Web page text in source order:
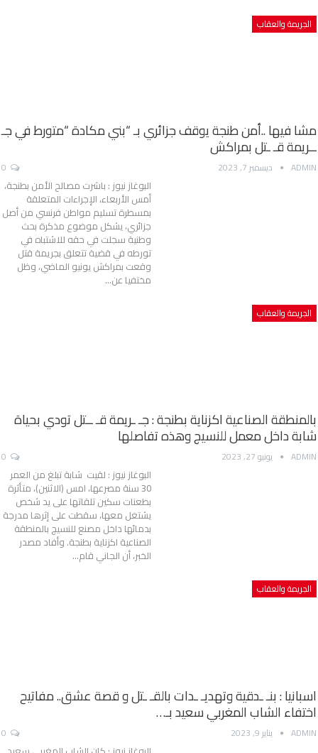
الجريمة والعقاب
مشا فيها ..أمن طنجة يوقف جزائري بـ “بني مكادة “متورط في جـ
ــريمة قـ ـتل بمراكش
ADMIN ديسمبر 7, 2023
البوغاز نيوز : باشرت مصالح الأمن بطنجة،
أمس الأربعاء، الإجراءات المتعلقة
بمسطرة تسليم مواطن فرنسي من أصل
جزائري، يشكل موضوع مذكرة بحث
وطنية سجلت في حقه للاشتباه في
تورطه في قضية تتعلق بجريمة قتل
وقعت بمراكش يونيو الماضي، وظل
مختفيا عن…
الجريمة والعقاب
بالمنطقة الصناعية اكزناية بطنجة : جـ ـريمة قـ ــتل تودي بحياة
شابة داخل معمل للنسيج وهذه تفاصلها
ADMIN يونيو 27, 2023
البوغاز نيوز : لقيت شابة تبلغ من العمر
30 سنة مصرعها، امس (الاثنين)، متأثرة
بطعنات سكين تلقاتها على يد شخص
يشتغل معها، سقطت على إثرها مدرجة
بدمائها داخل مصنع للنسيج بالمنطقة
الصناعية اكزناية بطنجة. وأفاد مصدر
الخبر، أن الجاني قام…
الجريمة والعقاب
اسبانيا : بنـ ـدقية وتهديـ ـدات بالقـ ـتل و قصة عشق.. مفاتيح
اختفاء الشاب المغربي سعيد بـ…
ADMIN يناير 9, 2023